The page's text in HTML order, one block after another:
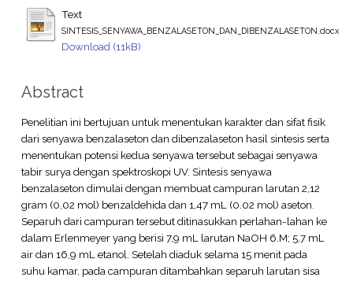
Text
SINTESIS_SENYAWA_BENZALASETON_DAN_DIBENZALASETON.docx
Download (11kB)
Abstract
Penelitian ini bertujuan untuk menentukan karakter dan sifat fisik
dari senyawa benzalaseton dan dibenzalaseton hasil sintesis serta
menentukan potensi kedua senyawa tersebut sebagai senyawa
tabir surya dengan spektroskopi UV. Sintesis senyawa
benzalaseton dimulai dengan membuat campuran larutan 2,12
gram (0,02 mol) benzaldehida dan 1,47 mL (0.02 mol) aseton.
Separuh dari campuran tersebut ditinasukkan perlahan-lahan ke
dalam Erlenmeyer yang berisi 7,9 mL larutan NaOH 6.M; 5,7 mL
air dan 16,9 mL etanol. Setelah diaduk selama 15 menit pada
suhu kamar, pada campuran ditambahkan separuh larutan sisa